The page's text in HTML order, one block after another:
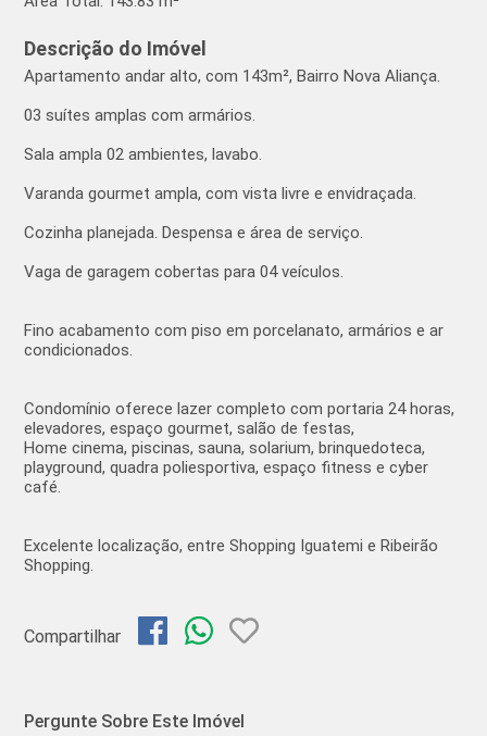
Descrição do Imóvel
Apartamento andar alto, com 143m², Bairro Nova Aliança.
03 suítes amplas com armários.
Sala ampla 02 ambientes, lavabo.
Varanda gourmet ampla, com vista livre e envidraçada.
Cozinha planejada. Despensa e área de serviço.
Vaga de garagem cobertas para 04 veículos.
Fino acabamento com piso em porcelanato, armários e ar
condicionados.
Condomínio oferece lazer completo com portaria 24 horas,
elevadores, espaço gourmet, salão de festas,
Home cinema, piscinas, sauna, solarium, brinquedoteca,
playground, quadra poliesportiva, espaço fitness e cyber
café.
Excelente localização, entre Shopping Iguatemi e Ribeirão
Shopping.
Compartilhar
Pergunte Sobre Este Imóvel